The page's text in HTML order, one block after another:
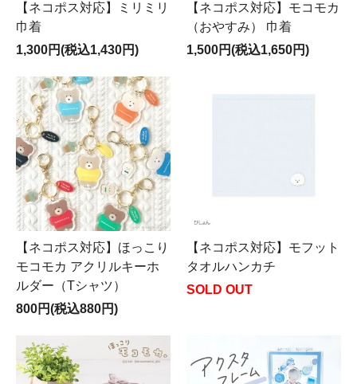
【ネコポス対応】ミリミリ
巾着
1,300円(税込1,430円)
【ネコポス対応】モコモカ
（おやすみ） 巾着
1,500円(税込1,650円)
【ネコポス対応】ほっこり
モコモカ アクリルキーホ
ルダー（Tシャツ）
800円(税込880円)
【ネコポス対応】モフット
タオルハンカチ
SOLD OUT